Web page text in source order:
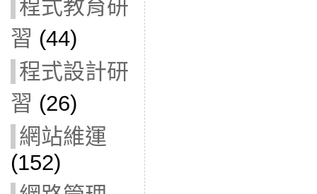
程式教育研
習 (44)
程式設計研
習 (26)
網站維運
(152)